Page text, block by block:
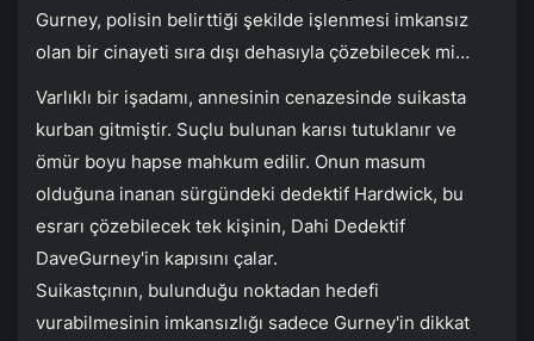
Gurney, polisin belirttiği şekilde işlenmesi imkansız
olan bir cinayeti sıra dışı dehasıyla çözebilecek mi…
Varlıklı bir işadamı, annesinin cenazesinde suikasta
kurban gitmiştir. Suçlu bulunan karısı tutuklanır ve
ömür boyu hapse mahkum edilir. Onun masum
olduğuna inanan sürgündeki dedektif Hardwick, bu
esrarı çözebilecek tek kişinin, Dahi Dedektif
DaveGurney'in kapısını çalar.
Suikastçının, bulunduğu noktadan hedefi
vurabilmesinin imkansızlığı sadece Gurney'in dikkat